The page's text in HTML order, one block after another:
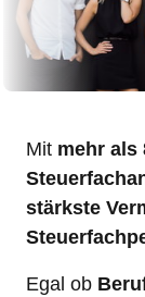
Mit mehr als
stärkste
Egal ob